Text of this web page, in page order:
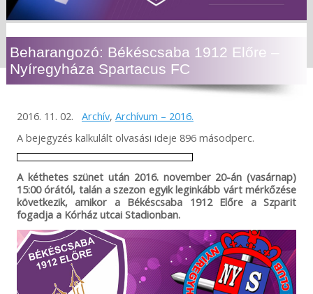
Beharangozó: Békéscsaba 1912 Előre –
Nyíregyháza Spartacus FC
2016. 11. 02. Archív, Archívum – 2016.
A bejegyzés kalkulált olvasási ideje 896 másodperc.
A kéthetes szünet után 2016. november 20-án (vasárnap)
15:00 órától, talán a szezon egyik leginkább várt mérkőzése
következik, amikor a Békéscsaba 1912 Előre a Szparit
fogadja a Kórház utcai Stadionban.